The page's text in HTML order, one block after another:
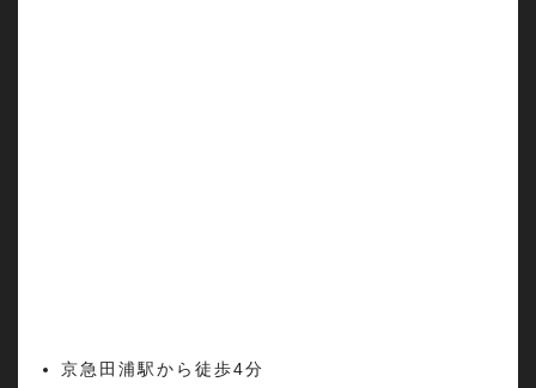
京急田浦駅から徒歩4分